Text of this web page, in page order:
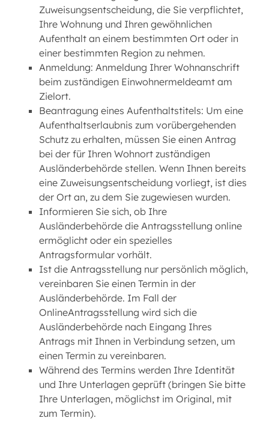
Zuweisungsentscheidung, die Sie verpflichtet,
Ihre Wohnung und Ihren gewöhnlichen
Aufenthalt an einem bestimmten Ort oder in
einer bestimmten Region zu nehmen.
Anmeldung: Anmeldung Ihrer Wohnanschrift
beim zuständigen Einwohnermeldeamt am
Zielort.
Beantragung eines Aufenthaltstitels: Um eine
Aufenthaltserlaubnis zum vorübergehenden
Schutz zu erhalten, müssen Sie einen Antrag
bei der für Ihren Wohnort zuständigen
Ausländerbehörde stellen. Wenn Ihnen bereits
eine Zuweisungsentscheidung vorliegt, ist dies
der Ort an, zu dem Sie zugewiesen wurden.
Informieren Sie sich, ob Ihre
Ausländerbehörde die Antragsstellung online
ermöglicht oder ein spezielles
Antragsformular vorhält.
Ist die Antragsstellung nur persönlich möglich,
vereinbaren Sie einen Termin in der
Ausländerbehörde. Im Fall der
OnlineAntragsstellung wird sich die
Ausländerbehörde nach Eingang Ihres
Antrags mit Ihnen in Verbindung setzen, um
einen Termin zu vereinbaren.
Während des Termins werden Ihre Identität
und Ihre Unterlagen geprüft (bringen Sie bitte
Ihre Unterlagen, möglichst im Original, mit
zum Termin).